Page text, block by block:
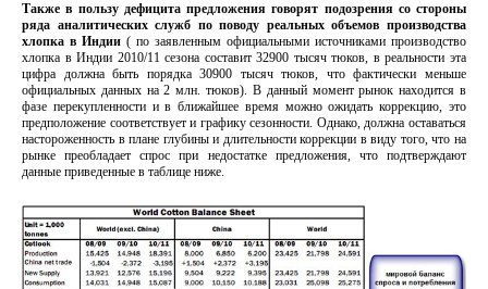
Также в пользу дефицита предложения говорят подозрения со стороны
ряда аналитических служб по поводу реальных объемов производства
хлопка в Индии ( по заявленным официальными источниками производство
хлопка в Индии 2010/11 сезона составит 32900 тысяч тюков, в реальности эта
цифра должна быть порядка 30900 тысяч тюков, что фактически меньше
официальных данных на 2 млн. тюков). В данный момент рынок находится в
фазе перекупленности и в ближайшее время можно ожидать коррекцию, это
предположение соответствует и графику сезонности. Однако, должна оставаться
настороженность в плане глубины и длительности коррекции в виду того, что на
рынке преобладает спрос при недостатке предложения, что подтверждают
данные приведенные в таблице ниже.